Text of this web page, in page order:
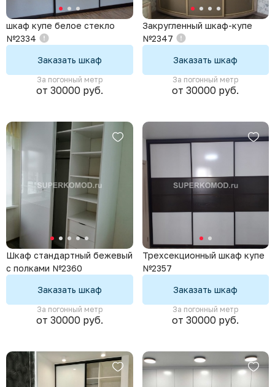
шкаф купе белое стекло
№2334
Заказать шкаф
За погонный метр
от 30000 руб.
Закругленный шкаф-купе
№2347
Заказать шкаф
За погонный метр
от 30000 руб.
Шкаф стандартный бежевый
с полками №2360
Заказать шкаф
За погонный метр
от 30000 руб.
Трехсекционный шкаф купе
№2357
Заказать шкаф
За погонный метр
от 30000 руб.